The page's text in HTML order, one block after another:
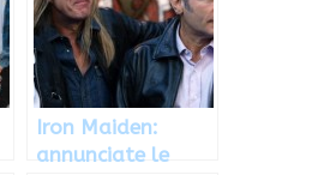
Iron Maiden:
annunciate le